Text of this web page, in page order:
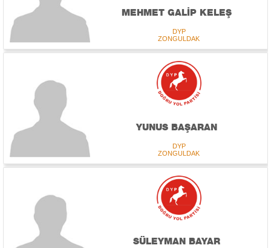
MEHMET GALİP KELEŞ
DYP
ZONGULDAK
YUNUS BAŞARAN
DYP
ZONGULDAK
SÜLEYMAN BAYAR